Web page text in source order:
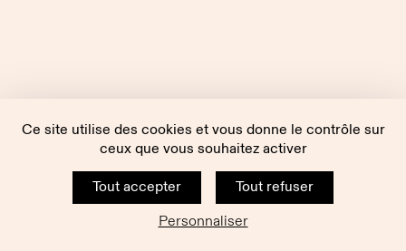
Ce site utilise des cookies et vous donne le contrôle sur
ceux que vous souhaitez activer
Tout accepter
Tout refuser
Personnaliser